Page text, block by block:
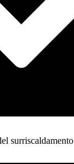
surriscaldamento